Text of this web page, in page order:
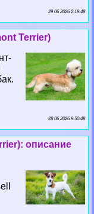
29 06 2026 2:19:48
Terrier)
28 06 2026 9:50:48
описание